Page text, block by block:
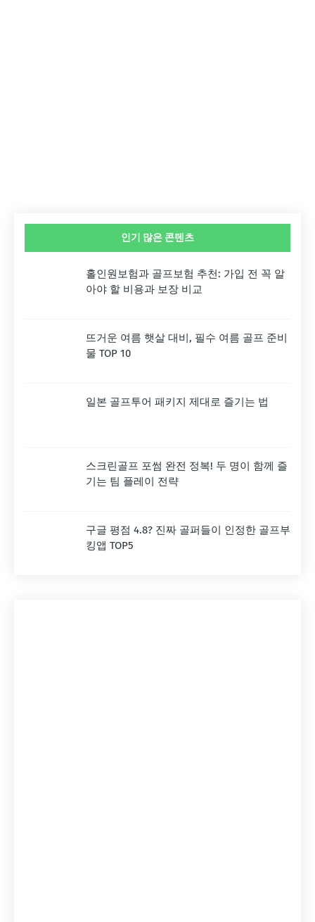
인기 많은 콘텐츠
홀인원보험과 골프보험 추천: 가입 전 꼭 알
아야 할 비용과 보장 비교
뜨거운 여름 햇살 대비, 필수 여름 골프 준비
물 TOP 10
일본 골프투어 패키지 제대로 즐기는 법
스크린골프 포썸 완전 정복! 두 명이 함께 즐
기는 팀 플레이 전략
구글 평점 4.8? 진짜 골퍼들이 인정한 골프부
킹앱 TOP5